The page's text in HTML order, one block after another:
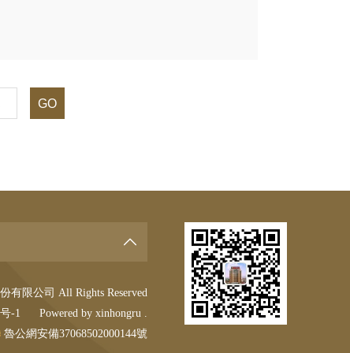
GO
有限公司 All Rights Reserved
-1
Powered by xinhongru .
魯公網安備37068502000144號